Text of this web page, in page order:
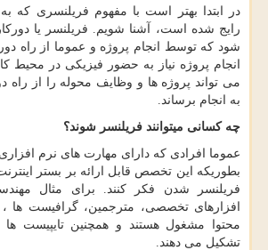
در ابتدا بهتر است با مفهوم فریلنسری که
رایج شده است، آشنا شویم. فریلنسر یا
شود که توسط انجام پروژه و عموما از راه
انجام پروژه نیاز به حضور فیزیکی در محیط
می تواند پروژه ها و وظایف محوله را از راه
به انجام برساند
چه کسانی میتوانند فریلنسر شوند؟
عموما افرادی که دارای مهارت های نرم
بطوریکه این تخصص قابل ارائه بر بستر
فریلنسر شدن فکر کنند. برای مثال
افزارهای تخصصی، مترجمین، گرافیست ها ،
محتوا مشغول هستند و همچنین تایپیست ها
تشکیل می دهند.